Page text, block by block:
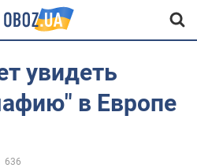
увидеть
в Европе
636